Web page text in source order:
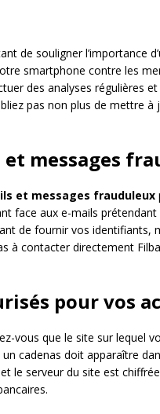
de souligner l’importance
smartphone contre les
des analyses régulières
pas non plus de mettre
et messages
et messages frauduleux
face aux e-mails
de fournir vos identifiants,
à contacter directement
pour vos
vous que le site sur lequel
cadenas doit apparaître
le serveur du site est